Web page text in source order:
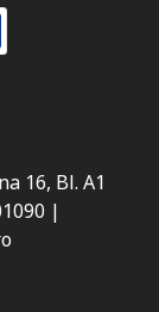
16, Bl. A1
|